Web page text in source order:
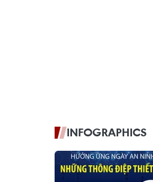
INFOGRAPHICS